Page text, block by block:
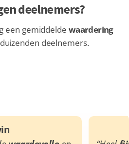
deelnemers?
een gemiddelde waardering
deelnemers.